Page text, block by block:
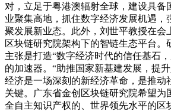
对，立足于粤港澳辐射全球，建设具备
业聚集高地，抓住数字经济发展机遇，
聚发展新业态。此外，刘世平教授在会
区块链研究院架构下的智链生态平台。
主张是打造“数字经济时代的信任基石
的加速器。“助推国家新基建发展，提
经济是一场深刻的新经济革命，是推动
关键。广东省金创区块链研究院希望为
全自主知识产权的、世界领先水平的区